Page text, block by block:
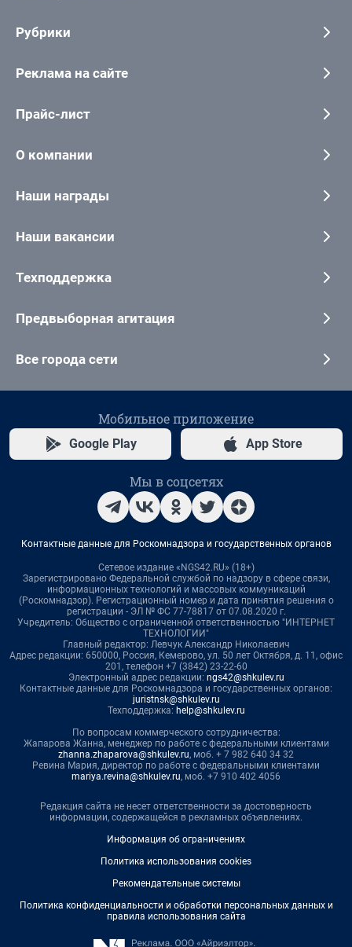
Рубрики
Реклама на сайте
Прайс-лист
О компании
Наши награды
Наши вакансии
Техподдержка
Предвыборная агитация
Все города сети
Мобильное приложение
Google Play App Store
Мы в соцсетях
Контактные данные для Роскомнадзора и государственных органов
Сетевое издание «NGS42.RU» (18+)
Зарегистрировано Федеральной службой по надзору в сфере связи,
информационных технологий и массовых коммуникаций
(Роскомнадзор). Регистрационный номер и дата принятия решения о
регистрации - ЭЛ № ФС 77-78817 от 07.08.2020 г.
Учредитель: Общество с ограниченной ответственностью "ИНТЕРНЕТ
ТЕХНОЛОГИИ"
Главный редактор: Левчук Александр Николаевич
Адрес редакции: 650000, Россия, Кемерово, ул. 50 лет Октября, д. 11, офис
201, телефон +7 (3842) 23-22-60
Электронный адрес редакции: ngs42@shkulev.ru
Контактные данные для Роскомнадзора и государственных органов:
juristnsk@shkulev.ru
Техподдержка: help@shkulev.ru
По вопросам коммерческого сотрудничества:
Жапарова Жанна, менеджер по работе с федеральными клиентами
zhanna.zhaparova@shkulev.ru, моб. + 7 982 640 34 32
Ревина Мария, директор по работе с федеральными клиентами
mariya.revina@shkulev.ru, моб. +7 910 402 4056
Редакция сайта не несет ответственности за достоверность
информации, содержащейся в рекламных объявлениях.
Информация об ограничениях
Политика использования cookies
Рекомендательные системы
Политика конфиденциальности и обработки персональных данных и
правила использования сайта